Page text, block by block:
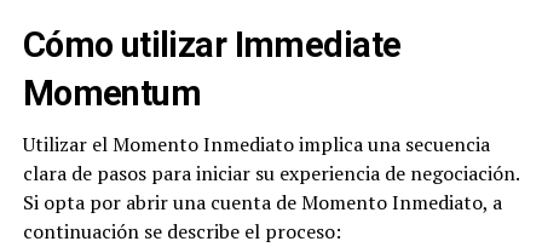
Cómo utilizar Immediate
Momentum
Utilizar el Momento Inmediato implica una secuencia
clara de pasos para iniciar su experiencia de negociación.
Si opta por abrir una cuenta de Momento Inmediato, a
continuación se describe el proceso: